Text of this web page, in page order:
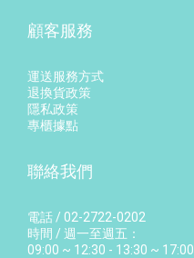
顧客服務
運送服務方式
退換貨政策
隱私政策
專櫃據點
聯絡我們
電話 / 02-2722-0202
時間 / 週一至週五：
09:00 ~ 12:30 - 13:30 ~ 17:00